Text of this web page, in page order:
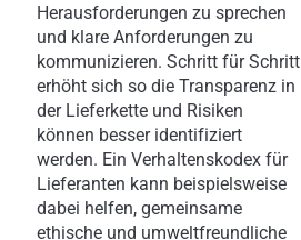
Herausforderungen zu sprechen
und klare Anforderungen zu
kommunizieren. Schritt für Schritt
erhöht sich so die Transparenz in
der Lieferkette und Risiken
können besser identifiziert
werden. Ein Verhaltenskodex für
Lieferanten kann beispielsweise
dabei helfen, gemeinsame
ethische und umweltfreundliche